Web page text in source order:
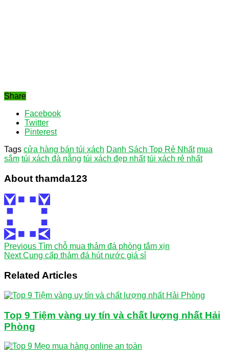
Share
Facebook
Twitter
Pinterest
Tags cửa hàng bán túi xách Danh Sách Top Rẻ Nhất mua
sắm túi xách đà nẵng túi xách đẹp nhất túi xách rẻ nhất
About thamda123
Previous Tìm chỗ mua thảm đá phòng tắm xịn
NextCung cấp thảm đá hút nước giá sỉ
Related Articles
Top 9 Tiệm vàng uy tín và chất lượng nhất Hải
Phòng